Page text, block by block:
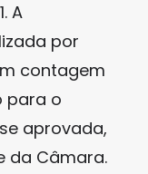
A
por
contagem
para o
aprovada,
da Câmara.